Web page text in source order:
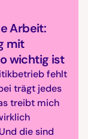
Arbeit:
mit
wichtig ist
fehlt
trägt jedes
treibt mich
die sind